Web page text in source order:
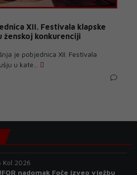
XII. Festivala klapske
ženskoj konkurenciji
je pobjednica XII. Festivala
u kate...
Kol 2026
nadomak Foče izveo vježbu